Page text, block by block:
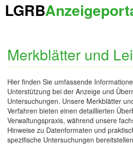
LGRB
Merkblätter und
Hier finden Sie umfassende
Unterstützung bei der Anzeige und
Untersuchungen. Unsere Merkblätter
Verfahren bieten einen detaillierten
Verwaltungspraxis, während unsere
Hinweise zu Datenformaten und
spezifische Untersuchungen